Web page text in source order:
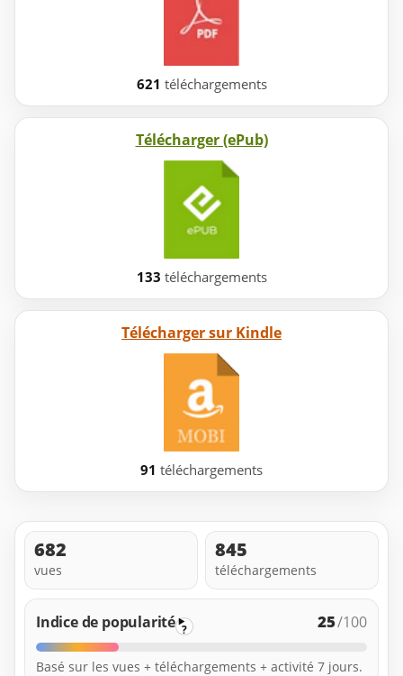
621 téléchargements
Télécharger (ePub)
133 téléchargements
Télécharger sur Kindle
91 téléchargements
682
vues
845
téléchargements
Indice de popularité ? 25/100
Basé sur les vues + téléchargements + activité 7 jours.